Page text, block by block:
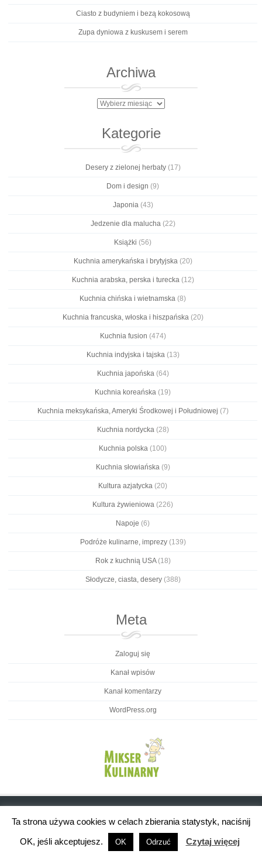
Ciasto z budyniem i bezą kokosową
Zupa dyniowa z kuskusem i serem
Archiwa
Archiwa
Kategorie
Desery z zielonej herbaty(17)
Dom i design (9)
Japonia(43)
Jedzenie dla malucha(22)
Książki (56)
Kuchnia amerykańska i brytyjska(20)
Kuchnia arabska, perska i turecka(12)
Kuchnia chińska i wietnamska (8)
Kuchnia francuska, włoska i hiszpańska(20)
Kuchnia fusion (474)
Kuchnia indyjska i tajska(13)
Kuchnia japońska(64)
Kuchnia koreańska (19)
Kuchnia meksykańska, Ameryki Środkowej i Południowej (7)
Kuchnia nordycka(28)
Kuchnia polska (100)
Kuchnia słowiańska(9)
Kultura azjatycka (20)
Kultura żywieniowa (226)
Napoje (6)
Podróże kulinarne, imprezy(139)
Rok z kuchnią USA(18)
Słodycze, ciasta, desery(388)
Meta
Zaloguj się
Kanał wpisów
Kanał komentarzy
WordPress.org
Ta strona używa cookies w celach zbierania statystyk, naciśnij
OK, jeśli akceptujesz.
OK Odrzuć Czytaj więcej